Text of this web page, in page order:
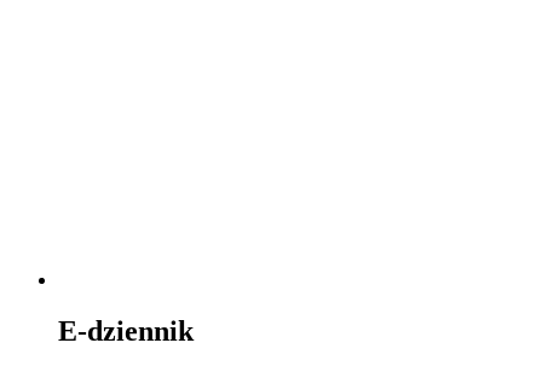
E-dziennik